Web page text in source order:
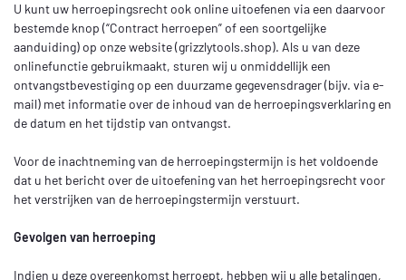
U kunt uw herroepingsrecht ook online uitoefenen via een daarvoor
bestemde knop (“Contract herroepen” of een soortgelijke
aanduiding) op onze website (grizzlytools.shop). Als u van deze
onlinefunctie gebruikmaakt, sturen wij u onmiddellijk een
ontvangstbevestiging op een duurzame gegevensdrager (bijv. via e-
mail) met informatie over de inhoud van de herroepingsverklaring en
de datum en het tijdstip van ontvangst.
Voor de inachtneming van de herroepingstermijn is het voldoende
dat u het bericht over de uitoefening van het herroepingsrecht voor
het verstrijken van de herroepingstermijn verstuurt.
Gevolgen van herroeping
Indien u deze overeenkomst herroept, hebben wij u alle betalingen,